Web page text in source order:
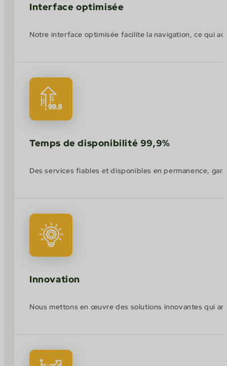
Interface optimisée
Notre interface optimisée facilite la navigation, ce qui
Temps de disponibilité 99,9%
Des services fiables et disponibles en permanence,
Innovation
Nous mettons en œuvre des solutions innovantes qui